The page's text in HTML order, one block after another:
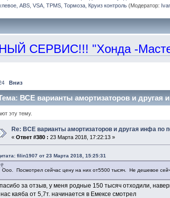
ABS, VSA, TPMS, Тормоза, Круиз контроль(Модератор:
СЕРВИС!!! "Хонда -
Вниз
ВСЕ варианты амортизаторов и другая
эту тему.
Re: ВСЕ варианты амортизаторов и другая инфа по
« Ответ #380 : 23 Марта 2018, 17:22:13 »
filin1907 от 23 Марта 2018, 15:25:31
Ооо. Посмотрел сейчас цену на них от5500 тысяч. Не дешевое
за отзыв, у меня родные 150 тысяч отходили,
каяба от 5,7т. начинается в Емексе смотрел